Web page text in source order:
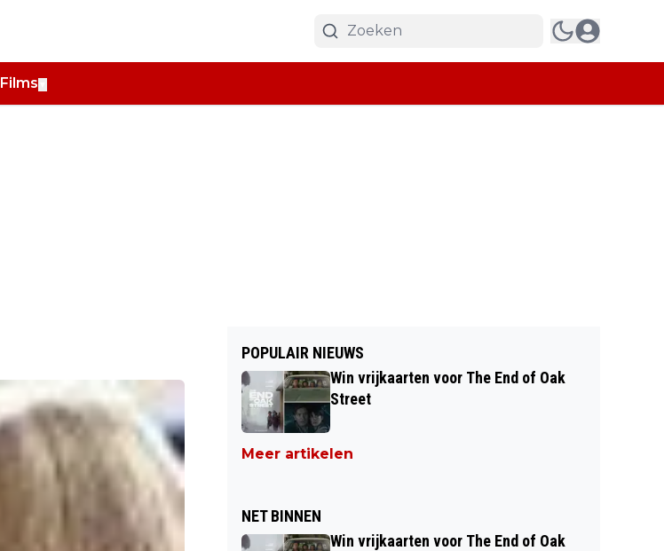
Films
POPULAIR NIEUWS
Win vrijkaarten voor The End of Oak
Street
Meer artikelen
NET BINNEN
Win vrijkaarten voor The End of Oak